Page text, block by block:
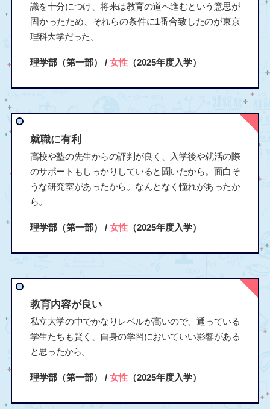
識を十分につけ、将来は教育の道へ進むという意思が
固かったため、それらの条件に1番合致したのが東京
理科大学だった。
理学部（第一部） / 女性（2025年度入学）
就職に有利
高校や塾の先生からの評判が良く、入学後や就活の際
のサポートもしっかりしていると聞いたから。面白そ
うな研究室があったから。なんとなく憧れがあったか
ら。
理学部（第一部） / 女性（2025年度入学）
教育内容が良い
私立大学の中でかなりレベルが高いので、通っている
学生たちも賢く、自身の学習においていい影響がある
と思ったから。
理学部（第一部） / 女性（2025年度入学）